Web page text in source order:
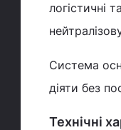
логістичні
Система
діяти без
Технічні